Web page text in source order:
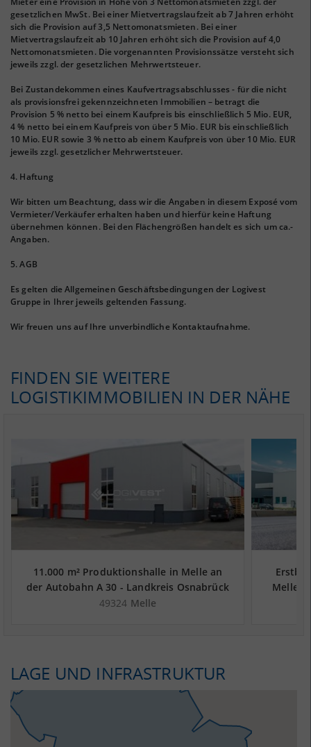
gesetzlichen MwSt. Bei einer Mietvertragslaufzeit ab 7 Jahren erhöht
sich die Provision auf 3,5 Nettomonatsmieten. Bei einer
Mietvertragslaufzeit ab 10 Jahren erhöht sich die Provision auf 4,0
Nettomonatsmieten. Die vorgenannten Provisionssätze versteht sich
jeweils zzgl. der gesetzlichen Mehrwertsteuer.
Bei Zustandekommen eines Kaufvertragsabschlusses - für die nicht
als provisionsfrei gekennzeichneten Immobilien – betragt die
Provision 5 % netto bei einem Kaufpreis bis einschließlich 5 Mio. EUR,
4 % netto bei einem Kaufpreis von über 5 Mio. EUR bis einschließlich
10 Mio. EUR sowie 3 % netto ab einem Kaufpreis von über 10 Mio. EUR
jeweils zzgl. gesetzlicher Mehrwertsteuer.
4. Haftung
Wir bitten um Beachtung, dass wir die Angaben in diesem Exposé vom
Vermieter/Verkäufer erhalten haben und hierfür keine Haftung
übernehmen können. Bei den Flächengrößen handelt es sich um ca.-
Angaben.
5. AGB
Es gelten die Allgemeinen Geschäftsbedingungen der Logivest
Gruppe in Ihrer jeweils geltenden Fassung.
Wir freuen uns auf Ihre unverbindliche Kontaktaufnahme.
FINDEN SIE WEITERE
LOGISTIKIMMOBILIEN IN DER NÄHE
11.000 m² Produktionshalle in Melle an
der Autobahn A 30 - Landkreis Osnabrück
49324 Melle
Melle
LAGE UND INFRASTRUKTUR